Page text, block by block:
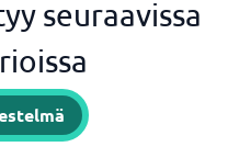
seuraavissa